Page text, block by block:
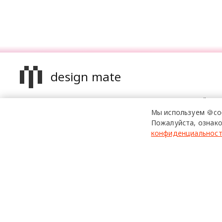
design mate
Design Mate - независимое интернет издание о дизайне
проявлениях. Создаем авторский контент для
архитекторов и всех неравнодушных к красоте с 2016
Мы используем
Пожалуйста,